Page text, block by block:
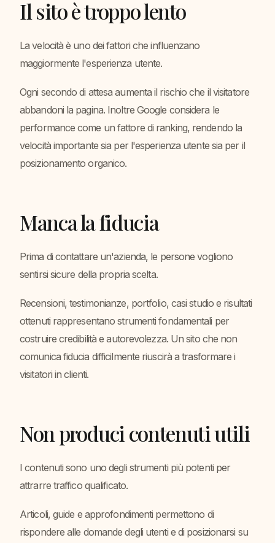
Il sito è troppo lento
La velocità è uno dei fattori che influenzano
maggiormente l'esperienza utente.
Ogni secondo di attesa aumenta il rischio che il visitatore
abbandoni la pagina. Inoltre Google considera le
performance come un fattore di ranking, rendendo la
velocità importante sia per l'esperienza utente sia per il
posizionamento organico.
Manca la fiducia
Prima di contattare un'azienda, le persone vogliono
sentirsi sicure della propria scelta.
Recensioni, testimonianze, portfolio, casi studio e risultati
ottenuti rappresentano strumenti fondamentali per
costruire credibilità e autorevolezza. Un sito che non
comunica fiducia difficilmente riuscirà a trasformare i
visitatori in clienti.
Non produci contenuti utili
I contenuti sono uno degli strumenti più potenti per
attrarre traffico qualificato.
Articoli, guide e approfondimenti permettono di
rispondere alle domande degli utenti e di posizionarsi su